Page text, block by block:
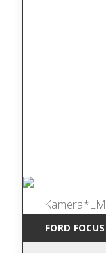
FORD